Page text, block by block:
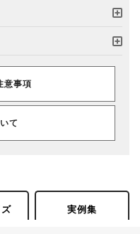
意事項
て
実例集